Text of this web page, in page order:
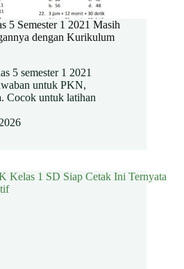
5 Semester 1 2021 Masih
dengan Kurikulum
5 semester 1 2021
untuk PKN,
Cocok untuk latihan